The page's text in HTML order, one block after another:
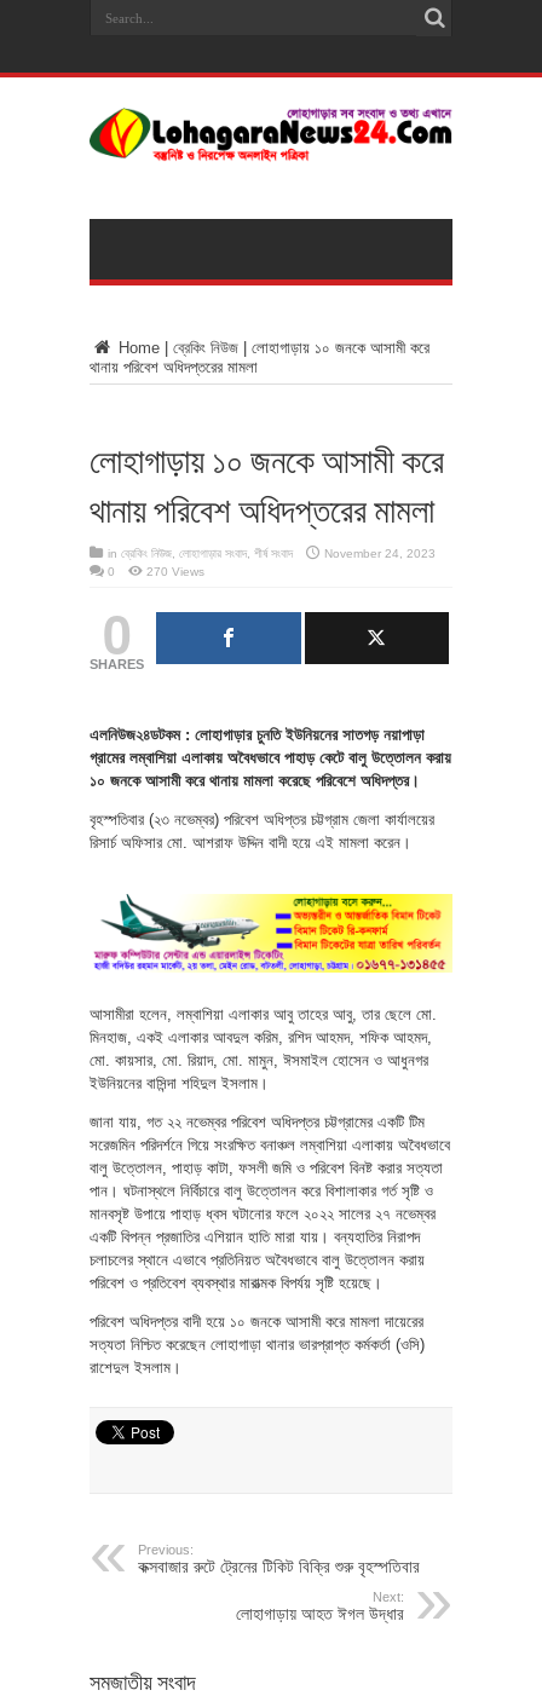
Home ব্রেকিং নিউজ
লোহাগাড়ায় ১০ জনকে আসামী করে
থানায় পরিবেশ অধিদপ্তরের মামলা
লোহাগাড়ায় ১০ জনকে আসামী করে
থানায় পরিবেশ অধিদপ্তরের মামলা
in ব্রেকিং নিউজ লোহাগাড়ার সংবাদ শীর্ষ সংবাদ
November 24, 2023
0
270 Views
0
SHARES
এলনিউজ২৪ডটকম : লোহাগাড়ার চুনতি ইউনিয়নের সাতগড় নয়াপাড়া
গ্রামের লম্বাশিয়া এলাকায় অবৈধভাবে পাহাড় কেটে বালু উত্তোলন করায়
১০ জনকে আসামী করে থানায় মামলা করেছে পরিবেশে অধিদপ্তর।
বৃহস্পতিবার (২৩ নভেম্বর) পরিবেশ অধিপ্তর চট্টগ্রাম জেলা কার্যালয়ের
রিসার্চ অফিসার মো. আশরাফ উদ্দিন বাদী হয়ে এই মামলা করেন।
আসামীরা হলেন, লম্বাশিয়া এলাকার আবু তাহের আবু, তার ছেলে মো.
মিনহাজ, একই এলাকার আবদুল করিম, রশিদ আহমদ, শফিক আহমদ,
মো. কায়সার, মো. রিয়াদ, মো. মামুন, ঈসমাইল হোসেন ও আধুনগর
ইউনিয়নের বাসিন্দা শহিদুল ইসলাম।
জানা যায়, গত ২২ নভেম্বর পরিবেশ অধিদপ্তর চট্টগ্রামের একটি টিম
সরেজমিন পরিদর্শনে গিয়ে সংরক্ষিত বনাঞ্চল লম্বাশিয়া এলাকায় অবৈধভাবে
বালু উত্তোলন, পাহাড় কাটা, ফসলী জমি ও পরিবেশ বিনষ্ট করার সত্যতা
পান। ঘটনাস্থলে নির্বিচারে বালু উত্তোলন করে বিশালাকার গর্ত সৃষ্টি ও
মানবসৃষ্ট উপায়ে পাহাড় ধ্বস ঘটানোর ফলে ২০২২ সালের ২৭ নভেম্বর
একটি বিপন্ন প্রজাতির এশিয়ান হাতি মারা যায়। বন্যহাতির নিরাপদ
চলাচলের স্থানে এভাবে প্রতিনিয়ত অবৈধভাবে বালু উত্তোলন করায়
পরিবেশ ও প্রতিবেশ ব্যবস্থার মারাত্মক বিপর্যয় সৃষ্টি হয়েছে।
পরিবেশ অধিদপ্তর বাদী হয়ে ১০ জনকে আসামী করে মামলা দায়েরের
সত্যতা নিশ্চিত করেছেন লোহাগাড়া থানার ভারপ্রাপ্ত কর্মকর্তা (ওসি)
রাশেদুল ইসলাম।
Previous:
কক্সবাজার রুটে ট্রেনের টিকিট বিক্রি শুরু বৃহস্পতিবার
Next:
লোহাগাড়ায় আহত ঈগল উদ্ধার
সমজাতীয় সংবাদ